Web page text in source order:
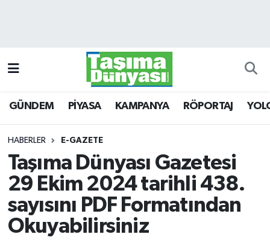
GÜNDEM PİYASA KAMPANYA RÖPORTAJ
HABERLER E-GAZETE
Taşıma Dünyası Gazetesi
29 Ekim 2024 tarihli 438.
sayısını PDF Formatından
Okuyabilirsiniz
KAMPANYA
RÖPORTAJ
YOLCU TAŞIMA
LOJİSTİK
E-GAZETE
Trafik Durumu
Süper Lig Puan Durumu ve Fikstür
Tüm Manşetler
Son Dakika Haberleri
Haber Arşivi